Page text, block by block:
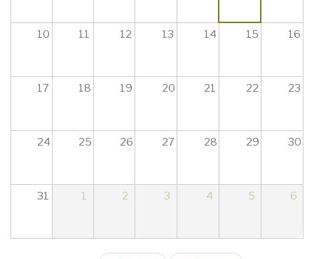
15
18
20
21
10 11 12 13 14 15 16
17 18 19 20 21 22 23
24 25 26 27 28 29 30
31 1 2 3 4 5 6